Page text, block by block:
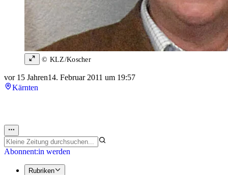
© KLZ/Koscher
vor 15 Jahren14. Februar 2011 um 19:57
Kärnten
Abonnent:in werden
Rubriken